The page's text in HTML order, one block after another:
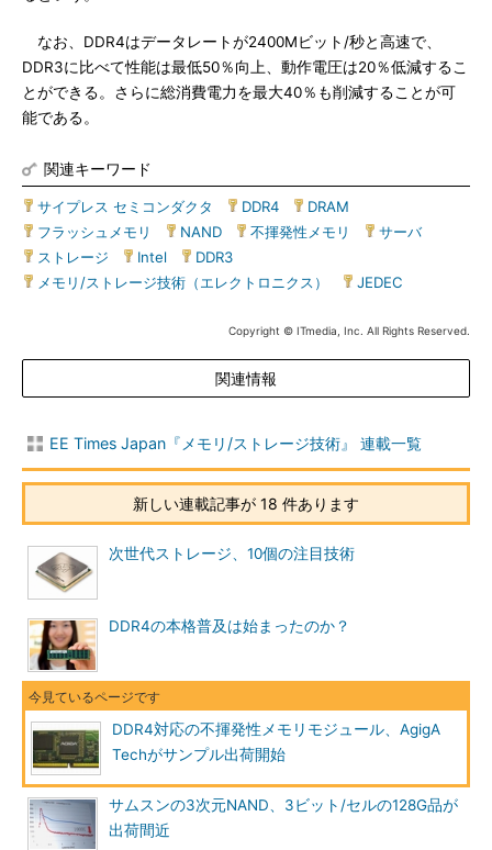
なお、DDR4はデータレートが2400Mビット/秒と高速で、
DDR3に比べて性能は最低50％向上、動作電圧は20％低減するこ
とができる。さらに総消費電力を最大40％も削減することが可
能である。
関連キーワード
サイプレス セミコンダクタ DDR4 DRAM
フラッシュメモリ
NAND 不揮発性メモリ サーバ|
ストレージ
Intel DDR3
メモリ/ストレージ技術（エレクトロニクス）
JEDEC
Copyright © ITmedia, Inc. All Rights Reserved.
関連情報
EE Times Japan『メモリ/ストレージ技術』 連載一覧
新しい連載記事が 18 件あります
次世代ストレージ、10個の注目技術
DDR4の本格普及は始まったのか？
DDR4対応の不揮発性メモリモジュール、AgigA
Techがサンプル出荷開始
サムスンの3次元NAND、3ビット/セルの128G品が
出荷間近